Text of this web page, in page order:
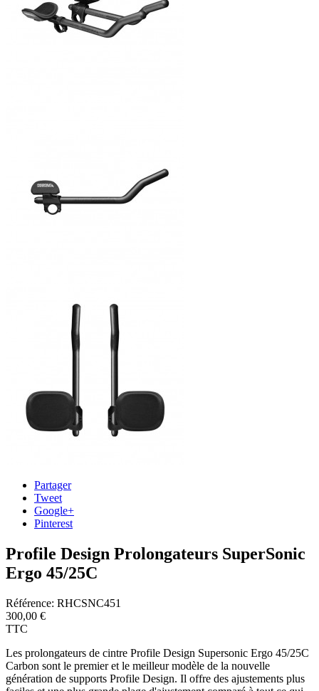
Partager
Tweet
Google+
Pinterest
Profile Design Prolongateurs SuperSonic
Ergo 45/25C
Référence: RHCSNC451
300,00 €
TTC
Les prolongateurs de cintre Profile Design Supersonic Ergo 45/25C
Carbon sont le premier et le meilleur modèle de la nouvelle
génération de supports Profile Design. Il offre des ajustements plus